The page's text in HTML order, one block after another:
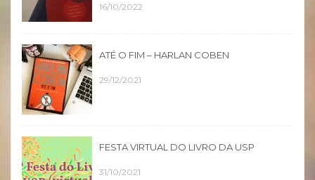
16/10/2022
ATÉ O FIM – HARLAN COBEN
29/12/2021
FESTA VIRTUAL DO LIVRO DA USP
31/10/2021